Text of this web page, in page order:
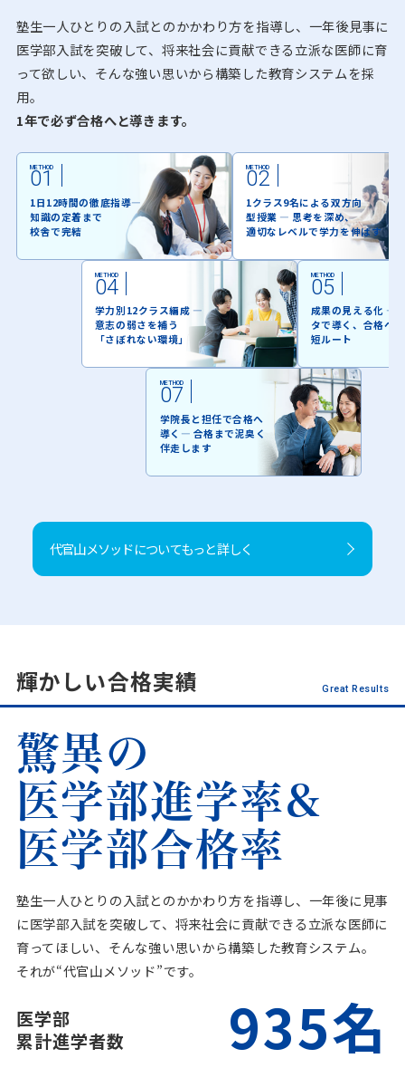
塾生一人ひとりの入試とのかかわり方を指導し、 一年後見事に
医学部入試を突破して、 将来社会に貢献できる立派な医師に育
って欲しい、 そんな強い思いから構築した教育システムを採
用。
1年で必ず合格へと導きます。
METHOD
01
1日12時間の徹底指導―
知識の定着まで
校舎で完結
METHOD
02
1クラス9名による双方向
型授業 ― 思考を深め、
適切なレベルで学力を伸ばす
METHOD
04
学力別12クラス編成 ―
意志の弱さを補う
「さぼれない環境」
METHOD
05
成果の見える化 ―
タで導く、合格へ
短ルート
METHOD
07
学院長と担任で合格へ
導く― 合格まで泥臭く
伴走します
代官山メソッドについてもっと詳しく
輝かしい合格実績 Great Results
驚異の
医学部進学率&
医学部合格率
塾生一人ひとりの入試とのかかわり方を指導し、 一年後に見事
に医学部入試を突破して、 将来社会に貢献できる立派な医師に
育ってほしい、 そんな強い思いから構築した教育システム。
それが“代官山メソッド”です。
医学部
累計進学者数
935名